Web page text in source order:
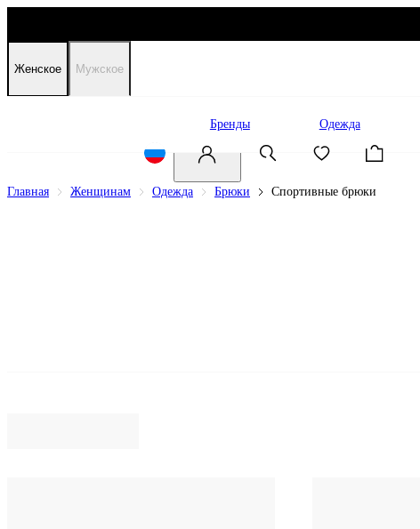
Женское Мужское
Бренды Одежда
Главная Женщинам Одежда Брюки Спортивные брюки